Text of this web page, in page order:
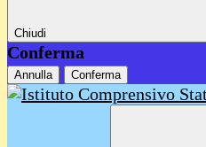
Chiudi
Conferma
Annulla Conferma